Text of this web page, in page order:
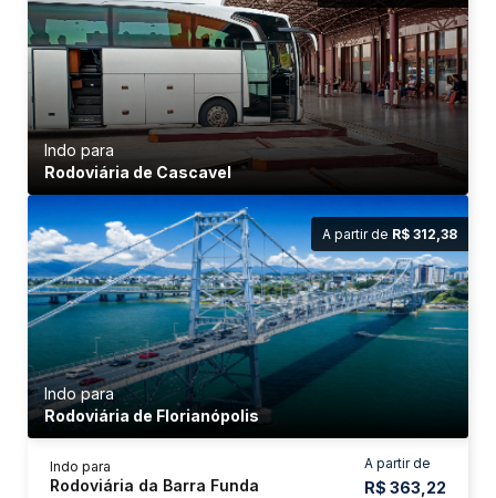
Indo para
Rodoviária de Cascavel
A partir de R$ 312,38
Indo para
Rodoviária de Florianópolis
A partir de
R$ 363,22
Indo para
Rodoviária da Barra Funda